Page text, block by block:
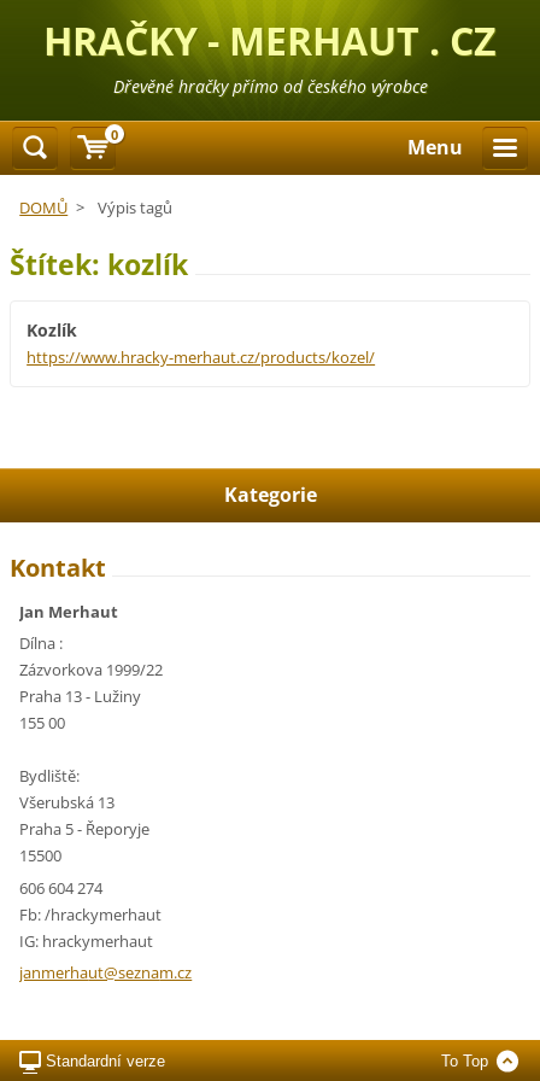
HRAČKY - MERHAUT . CZ
Dřevěné hračky přímo od českého výrobce
Menu
DOMŮ > Výpis tagů
Štítek: kozlík
Kozlík
https://www.hracky-merhaut.cz/products/kozel/
Kategorie
Kontakt
Jan Merhaut
Dílna :
Zázvorkova 1999/22
Praha 13 - Lužiny
155 00
Bydliště:
Všerubská 13
Praha 5 - Řeporyje
15500
606 604 274
Fb: /hrackymerhaut
IG: hrackymerhaut
janmerhaut@seznam.cz
Standardní verze To Top
0